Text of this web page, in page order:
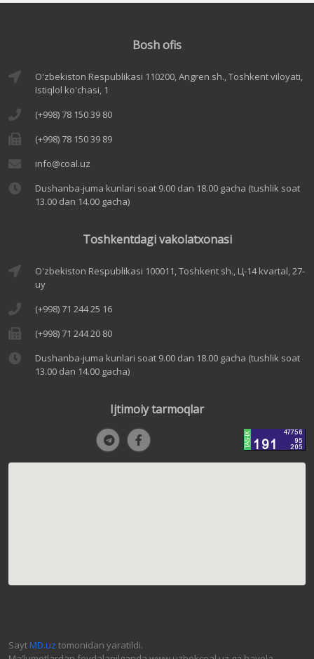
Bosh ofis
O'zbekiston Respublikasi 110200, Angren sh., Toshkent viloyati,
Istiqlol ko'chasi, 1
(+998) 78 150 39 80
(+998) 78 150 39 89
info@coal.uz
Dushanba-juma kunlari soat 9.00 dan 18.00 gacha (tushlik soat
13.00 dan 14.00 gacha)
Toshkentdagi vakolatxonasi
O'zbekiston Respublikasi 100011, Toshkent sh., Ц-14 kvartal, 27-
uy
(+998) 71 244 25 16
(+998) 71 244 20 80
Dushanba-juma kunlari soat 9.00 dan 18.00 gacha (tushlik soat
13.00 dan 14.00 gacha)
Ijtimoiy tarmoqlar
SaytMD.uz tomonidan yaratildi.